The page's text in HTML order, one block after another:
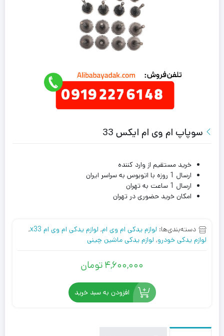
سوپاپ ام وی ام ایکس 33
خرید مستقیم از وارد کننده
ارسال 1 روزه با اتوبوس به سراسر ایران
ارسال 1 ساعت به تهران
امکان خرید حضوری در تهران
دسته‌بندی‌ها: لوازم یدکی ام وی ام, لوازم یدکی ام وی ام x33
,
لوازم یدکی خودرو, لوازم یدکی ماشین چینی
4,600,000تومان
افزودن به سبد خرید